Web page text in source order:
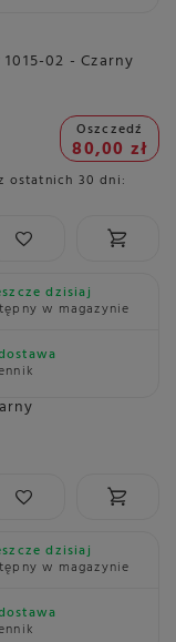
02 - Czarny
Oszczedź
80,00 zł
ostatnich 30 dni:
dzisiaj
w magazynie
dzisiaj
w magazynie